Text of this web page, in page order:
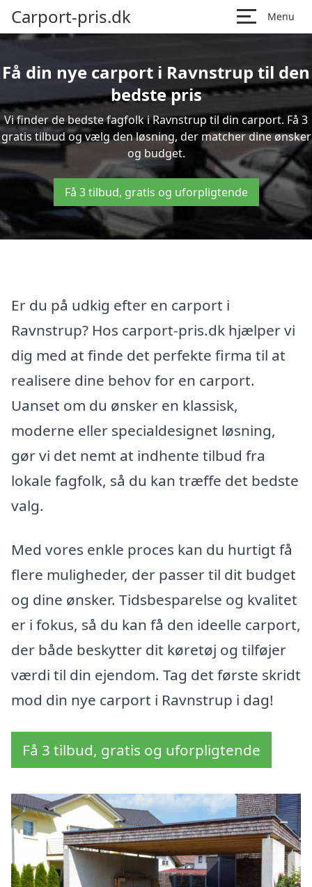
Carport-pris.dk Menu
Få din nye carport i Ravnstrup til den
bedste pris
Vi finder de bedste fagfolk i Ravnstrup til din carport. Få 3
gratis tilbud og vælg den løsning, der matcher dine ønsker
og budget.
Få 3 tilbud, gratis og uforpligtende
Er du på udkig efter en carport i
Ravnstrup? Hos carport-pris.dk hjælper vi
dig med at finde det perfekte firma til at
realisere dine behov for en carport.
Uanset om du ønsker en klassisk,
moderne eller specialdesignet løsning,
gør vi det nemt at indhente tilbud fra
lokale fagfolk, så du kan træffe det bedste
valg.
Med vores enkle proces kan du hurtigt få
flere muligheder, der passer til dit budget
og dine ønsker. Tidsbesparelse og kvalitet
er i fokus, så du kan få den ideelle carport,
der både beskytter dit køretøj og tilføjer
værdi til din ejendom. Tag det første skridt
mod din nye carport i Ravnstrup i dag!
Få 3 tilbud, gratis og uforpligtende